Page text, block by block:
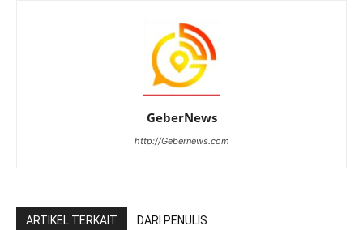
GeberNews
http://Gebernews.com
ARTIKEL TERKAIT DARI PENULIS